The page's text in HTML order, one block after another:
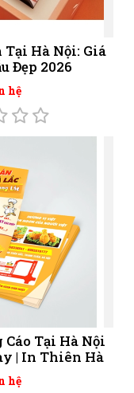
Hà Nội: Giá
Đẹp 2026
hệ
Cáo Tại Hà Nội
| In Thiên Hà
hệ